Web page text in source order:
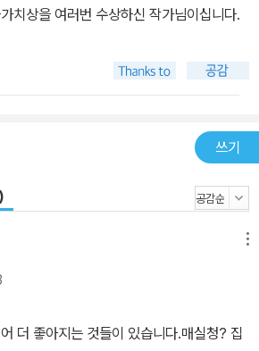
치상을 여러번 수상하신 작가님이십니다.
쓰기
더 좋아지는 것들이 있습니다.매실청? 집